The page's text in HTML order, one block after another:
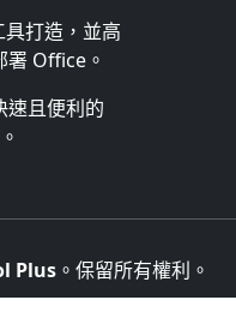
打造，並高
署 Office。
速且便利的
Plus 。保留所有權利。